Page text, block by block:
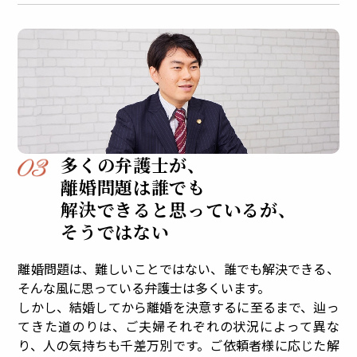
多くの弁護士が、
離婚問題は誰でも
解決できると思っているが、
そうではない
離婚問題は、難しいことではない、誰でも解決できる、
そんな風に思っている弁護士は多くいます。
しかし、結婚してから離婚を決意するに至るまで、辿っ
てきた道のりは、ご夫婦それぞれの状況によって異な
り、人の気持ちも千差万別です。ご依頼者様に応じた解